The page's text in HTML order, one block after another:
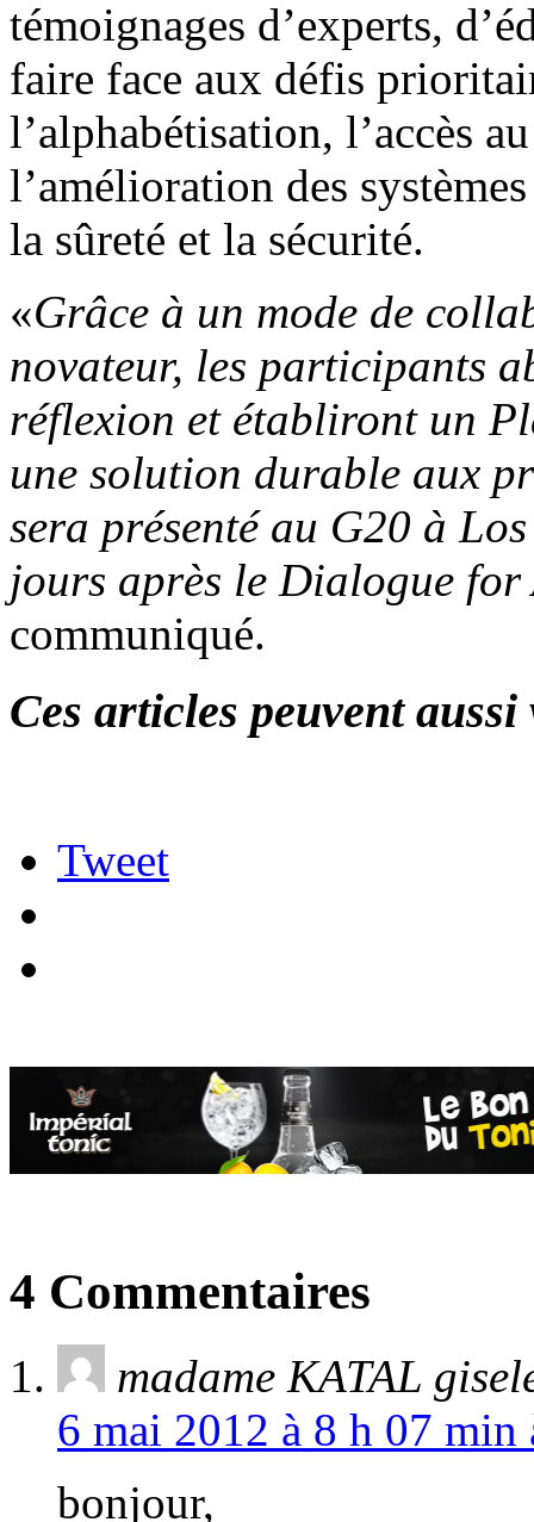
témoignages d’experts,
faire face aux défis
l’alphabétisation, l’accès
l’amélioration des
la sûreté et la sécurité.
«Grâce à un mode de
novateur, les participants
réflexion et établiront un
une solution durable aux
sera présenté au G20 à
jours après le Dialogue
communiqué.
Ces articles peuvent
Tweet
4 Commentaires
madame KATAL
6 mai 2012 à 8 h 07 min
bonjour,